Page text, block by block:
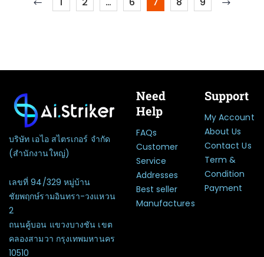
บริษัท เอไอ สไตรเกอร์ จำกัด
(สำนักงานใหญ่)
เลขที่ 94/329 หมู่บ้าน
ชัยพฤกษ์รามอินทรา-วงแหวน
2
ถนนคู้บอน แขวงบางชัน เขต
คลองสามวา กรุงเทพมหานคร
10510
Need
Help
FAQs
Customer
Service
Addresses
Best seller
Manufactures
Support
My Account
About Us
Contact Us
Term &
Condition
Payment